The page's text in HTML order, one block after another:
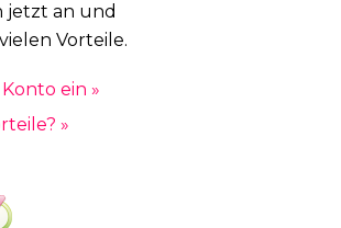
jetzt an und
Vorteile.
ein »
»